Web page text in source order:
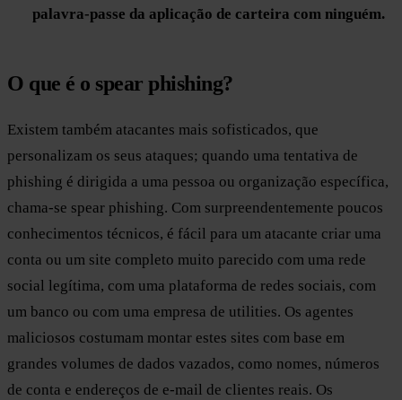
palavra-passe da aplicação de carteira com ninguém.
O que é o spear phishing?
Existem também atacantes mais sofisticados, que
personalizam os seus ataques; quando uma tentativa de
phishing é dirigida a uma pessoa ou organização específica,
chama-se spear phishing. Com surpreendentemente poucos
conhecimentos técnicos, é fácil para um atacante criar uma
conta ou um site completo muito parecido com uma rede
social legítima, com uma plataforma de redes sociais, com
um banco ou com uma empresa de utilities. Os agentes
maliciosos costumam montar estes sites com base em
grandes volumes de dados vazados, como nomes, números
de conta e endereços de e-mail de clientes reais. Os